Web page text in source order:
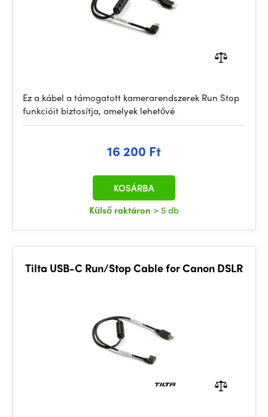
Ez a kábel a támogatott kamerarendszerek Run Stop
funkcióit biztosítja, amelyek lehetővé
16 200 Ft
Külső raktáron > 5 db
KOSÁRBA
Tilta USB-C Run/Stop Cable for Canon DSLR